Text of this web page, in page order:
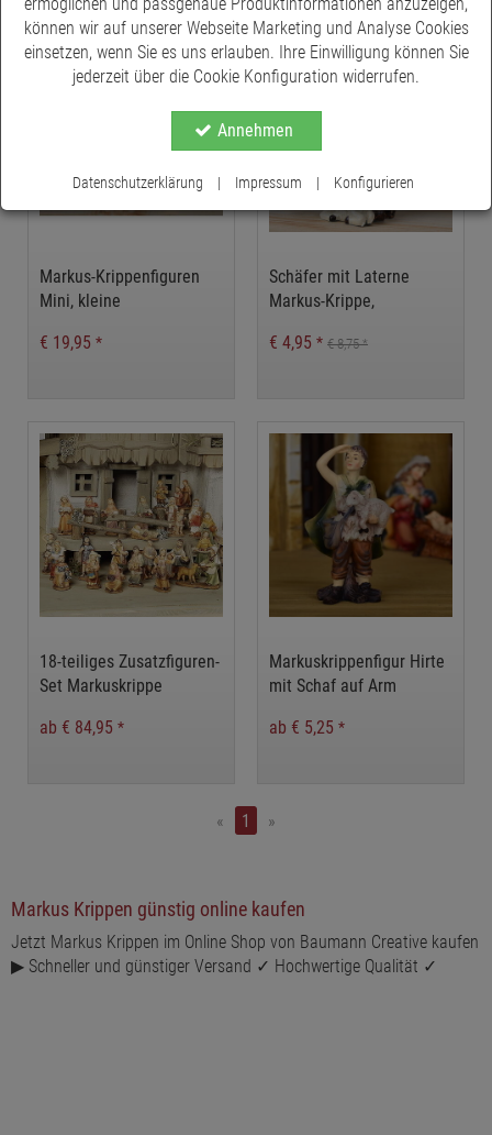
Markus-Krippenfiguren
Mini, kleine
Figurenset Mini für
€ 19,95 *
- 43 %
Schäfer mit Laterne
Markus-Krippe,
Markus-Krippe,
€ 4,95 * € 8,75*
18-teiliges Zusatzfiguren-
Set Markuskrippe
ab € 84,95 *
Markuskrippenfigur Hirte
mit Schaf auf Arm
ab € 5,25 *
« 1 »
Markus Krippen günstig online kaufen
Jetzt Markus Krippen im Online Shop von Baumann Creative kaufen
▶ Schneller und günstiger Versand ✓ Hochwertige Qualität ✓
können wir auf unserer Webseite Marketing und Analyse Cookies
einsetzen, wenn Sie es uns erlauben. Ihre Einwilligung können Sie
jederzeit über die Cookie Konfiguration widerrufen.
Annehmen
Datenschutzerklärung | Impressum | Konfigurieren